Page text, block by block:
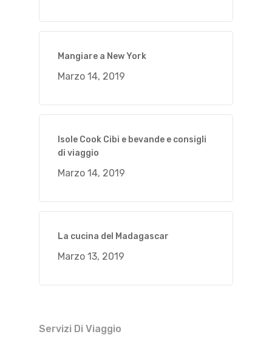
Mangiare a New York
Marzo 14, 2019
Isole Cook Cibi e bevande e consigli
di viaggio
Marzo 14, 2019
La cucina del Madagascar
Marzo 13, 2019
Servizi Di Viaggio